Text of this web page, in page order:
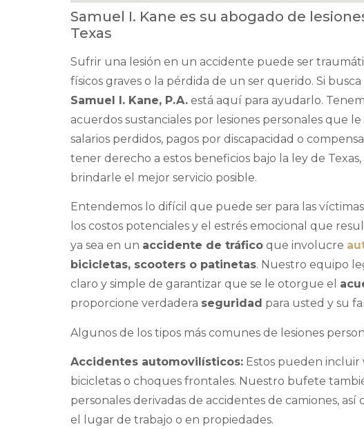
Samuel I. Kane es su abogado de
Texas
Sufrir una lesión en un accidente puede ser
físicos graves o la pérdida de un ser querido. Si
Samuel I. Kane, P.A. está aquí para ayudarlo.
acuerdos sustanciales por lesiones personales que
salarios perdidos, pagos por discapacidad o
tener derecho a estos beneficios bajo la ley de
brindarle el mejor servicio posible.
Entendemos lo difícil que puede ser para las
los costos potenciales y el estrés emocional que
ya sea en un accidente de tráfico que involucre
bicicletas, scooters o patinetas. Nuestro equipo
claro y simple de garantizar que se le otorgue el
proporcione verdadera seguridad para usted y su
Algunos de los tipos más comunes de lesiones
Accidentes automovilísticos: Estos pueden incluir
bicicletas o choques frontales. Nuestro bufete
personales derivadas de accidentes de camiones,
el lugar de trabajo o en propiedades.